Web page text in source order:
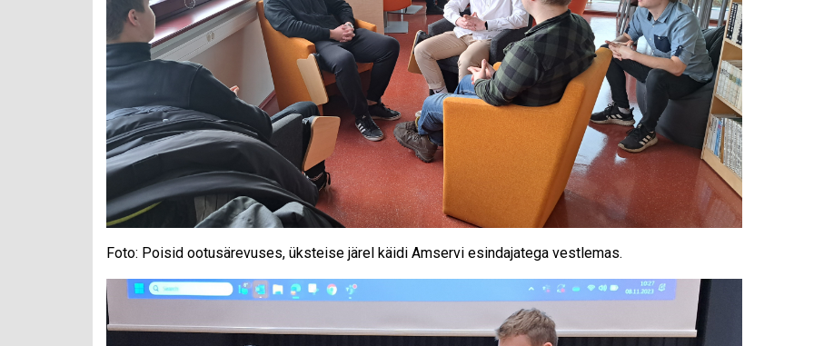
Foto: Poisid ootusärevuses, üksteise järel käidi Amservi esindajatega vestlemas.